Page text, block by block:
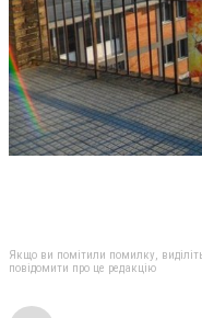
Якщо ви помітили помилку,
повідомити про це редакцію